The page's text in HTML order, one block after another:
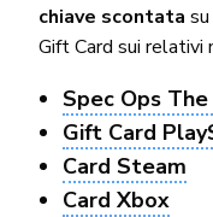
chiave scontata
Gift Card sui relativi
Spec Ops
Gift Card
Card Steam
Card Xbox